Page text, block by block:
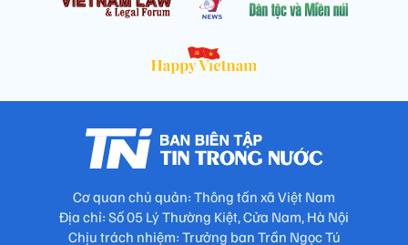
Cơ quan chủ quản: Thông tấn xã Việt Nam
Địa chỉ: Số 05 Lý Thường Kiệt, Cửa Nam, Hà Nội
Chịu trách nhiệm: Trưởng ban Trần Ngọc Tú